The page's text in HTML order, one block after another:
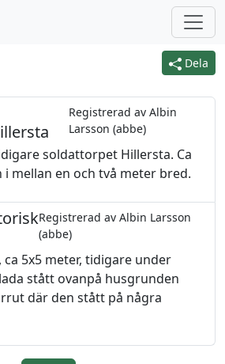
Dela
Registrerad av Albin
Larsson (abbe)
soldattorpet Hillersta. Ca
i mellan en och två meter bred.
Registrerad av Albin Larsson
(abbe)
5x5 meter, tidigare under
stått ovanpå husgrunden
där den stått på några